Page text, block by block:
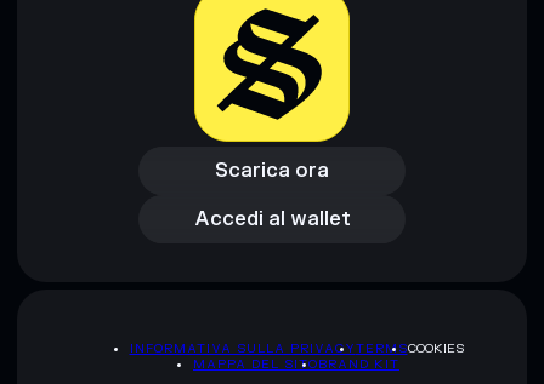
Scarica ora
Scarica ora
Accedi al wallet
Accedi al wallet
INFORMATIVA SULLA PRIVACYTERMSCOOKIES
MAPPA DEL SITOBRAND KIT